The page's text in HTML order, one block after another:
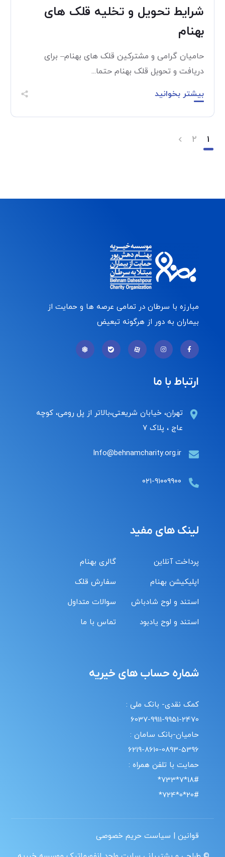
شرایط تحویل و تخلیه قلک های
بهنام
حامیان گرامی و مشترکین قلک های بهنام– برای
دریافت و تحویل قلک بهنام حتما...
بیشتر بخوانید
۱ ۲
مبارزه با سرطان در تمامی عرصه ها و حمایت از
بیماران به دور از هرگونه تبعیض
ارتباط با ما
تهران، خیابان شریعتی،بالاتر از پل رومی، کوچه
عاج ، پلاک ۷
Info@behnamcharity.org.ir
۰۲۱-۹۱۰۰۹۹۰۰
لینک های مفید
پرداخت آنلاین
اپلیکیشن بهنام
استند و لوح شادباش
استند و لوح یادبود
گالری بهنام
سفارش قلک
سوالات متداول
تماس با ما
شماره حساب های خیریه
کمک نقدی- بانک ملی :
6037-9911-9951-2470
حامیان-بانک سامان :
6219-8610-0893-5396
حمایت با تلفن همراه :
18#*7*733*
20#*0*724*
قوانین | سیاست حریم خصوصی